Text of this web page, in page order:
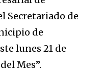
Secretariado de
de
lunes 21 de
Mes”.